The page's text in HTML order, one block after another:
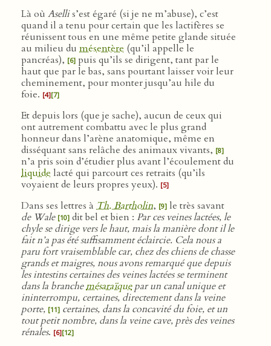
Là où Asellis’est égaré (si je ne m’abuse), c’est
quand il a tenu pour certain que les lactifères se
réunissent tous en une même petite glande située
au milieu du mésentère (qu’il appelle le
pancréas), [6] puis qu’ils se dirigent, tant par le
haut que par le bas, sans pourtant laisser voir leur
cheminement, pour monter jusqu’au hile du
foie. [4][7]
Et depuis lors (que je sache), aucun de ceux qui
ont autrement combattu avec le plus grand
honneur dans l’arène anatomique, même en
disséquant sans relâche des animaux vivants, [8]
n’a pris soin d’étudier plus avant l’écoulement du
liquide lacté qui parcourt ces retraits (qu’ils
voyaient de leurs propres yeux). [5]
Dans ses lettres à Th. Bartholin, [9] le très savant
de Wale [10] dit bel et bien : Par ces veines lactées, le
chyle se dirige vers le haut, mais la manière dont il le
fait n’a pas été suffisamment éclaircie. Cela nous a
paru fort vraisemblable car, chez des chiens de chasse
grands et maigres, nous avons remarqué que depuis
les intestins certaines des veines lactées se terminent
dans la branchemésaraïquepar un canal unique et
ininterrompu, certaines, directement dans la veine
porte, [11] certaines, dans la concavité du foie, et un
tout petit nombre, dans la veine cave, près des veines
rénales. [6][12]